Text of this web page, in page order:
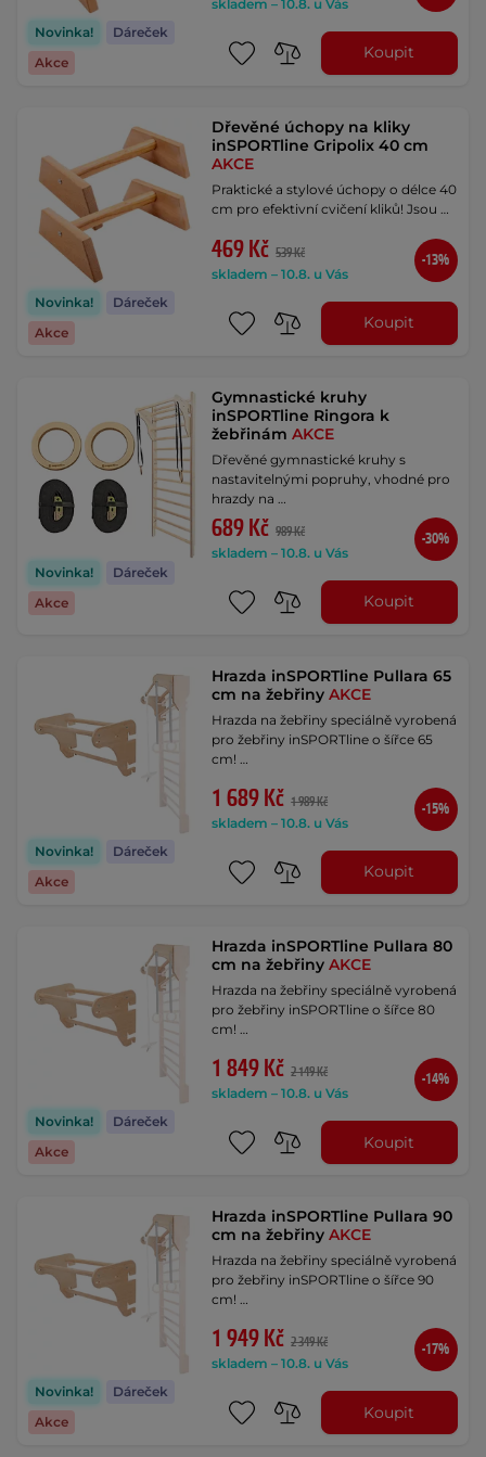
Novinka!
Dáreček
Akce
skladem – 10.8. u Vás
Koupit
Novinka!
Dáreček
Akce
Dřevěné úchopy na kliky
inSPORTline Gripolix 40 cm
AKCE
Praktické a stylové úchopy o délce 40
cm pro efektivní cvičení kliků! Jsou …
469 Kč 539 Kč
skladem – 10.8. u Vás
-13%
Koupit
Novinka!
Dáreček
Akce
Gymnastické kruhy
inSPORTline Ringora k
žebřinámAKCE
Dřevěné gymnastické kruhy s
nastavitelnými popruhy, vhodné pro
hrazdy na …
689 Kč 989 Kč
skladem – 10.8. u Vás
-30%
Koupit
Novinka!
Dáreček
Akce
Hrazda inSPORTline Pullara 65
cm na žebřinyAKCE
Hrazda na žebřiny speciálně vyrobená
pro žebřiny inSPORTline o šířce 65
cm! …
1 689 Kč 1 989 Kč
skladem – 10.8. u Vás
-15%
Koupit
Novinka!
Dáreček
Akce
Hrazda inSPORTline Pullara 80
cm na žebřinyAKCE
Hrazda na žebřiny speciálně vyrobená
pro žebřiny inSPORTline o šířce 80
cm! …
1 849 Kč 2 149 Kč
skladem – 10.8. u Vás
-14%
Koupit
Novinka!
Dáreček
Akce
Hrazda inSPORTline Pullara 90
cm na žebřinyAKCE
Hrazda na žebřiny speciálně vyrobená
pro žebřiny inSPORTline o šířce 90
cm! …
1 949 Kč 2 349 Kč
skladem – 10.8. u Vás
-17%
Koupit